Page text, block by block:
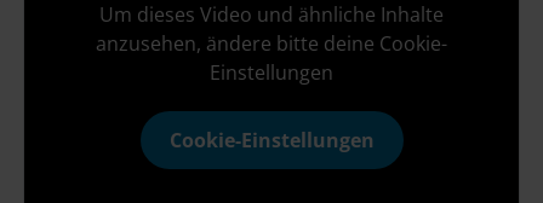
Um dieses Video und ähnliche Inhalte
anzusehen, ändere bitte deine Cookie-
Einstellungen
Cookie-Einstellungen